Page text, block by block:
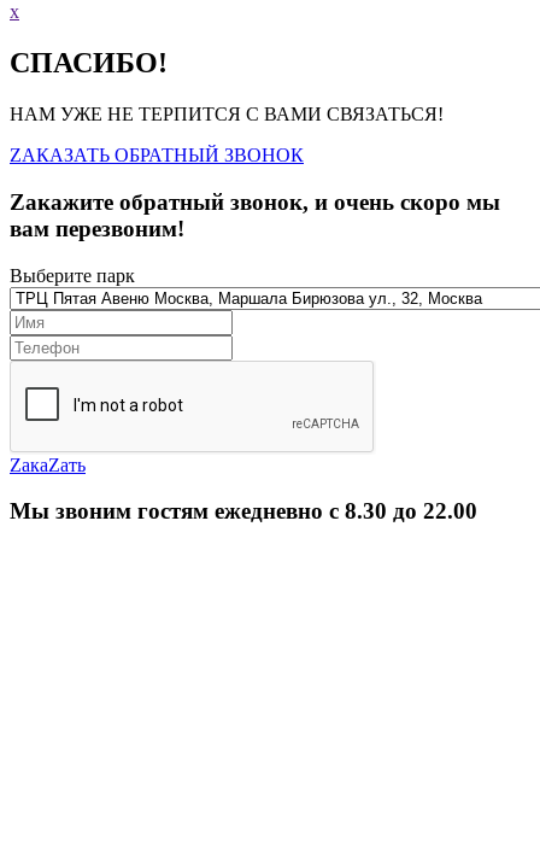
x
СПАСИБО!
НАМ УЖЕ НЕ ТЕРПИТСЯ С ВАМИ СВЯЗАТЬСЯ!
ZАКАЗАТЬ ОБРАТНЫЙ ЗВОНОК
Zакажите обратный звонок, и очень скоро мы
вам перезвоним!
Выберите парк
ZакаZать
Мы звоним гостям ежедневно с 8.30 до 22.00